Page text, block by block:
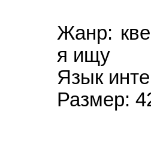
Жанр:
я ищу
Язык
Размер: